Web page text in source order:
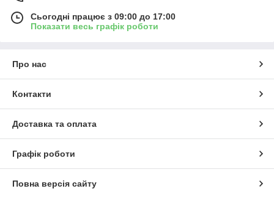
Сьогодні працює з 09:00 до 17:00
Показати весь графік роботи
Про нас
Контакти
Доставка та оплата
Графік роботи
Повна версія сайту